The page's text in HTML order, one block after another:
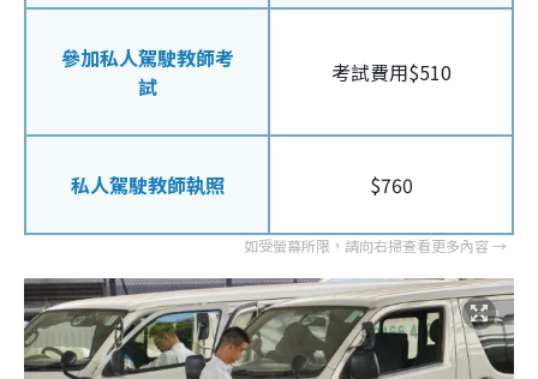
參加私人駕駛教師考
試
考試費用$510
私人駕駛教師執照 $760